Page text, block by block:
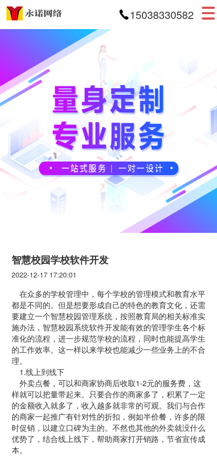
15038330582
首页
APP开发
小程序开发
案例展示
新闻资讯
关于我们
智慧校园学校软件开发
2022-12-17 17:20:01
在众多的学校管理中，每个学校的管理模式和教育水平
都是不同的。但是想要形成自己的特色的教育文化，还需
要建立一个智慧校园管理系统，按照教育局的相关标准实
施办法，智慧校园系统软件开发能有效的管理学生各个标
准化的流程，进一步规范学校的流程，同时也能提高学生
的工作效率。这一样以来学校也能减少一些业务上的不合
理。
1.线上到线下
外卖点餐，可以和商家协商后收取1-2元的服务费，这
样就可以把量带起来。只要合作的商家多了，积累了一定
的金额收入就多了，收入越多就非常的可观。我们与合作
的商家一起推广有针对性的折扣，例如半价餐，许多的限
时促销，以建立口碑为主的。不然也其他的外卖就没什么
优势了，结合线上线下，帮助商家打开销路，节省宣传成
本。